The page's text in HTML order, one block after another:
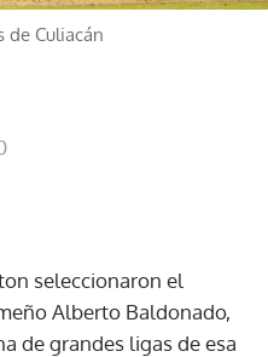
de Culiacán
seleccionaron el
Alberto Baldonado,
de grandes ligas de esa